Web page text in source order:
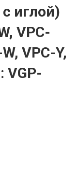
иглой)
VPC-
VPC-Y,
VGP-